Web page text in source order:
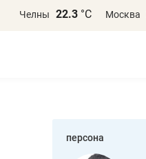
Челны 22.3 °С Москва
персона